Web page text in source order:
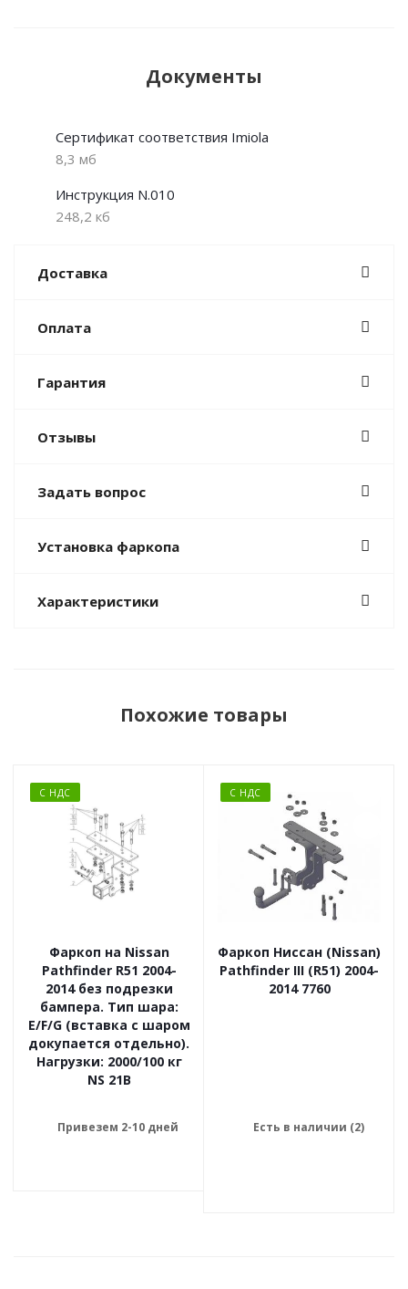
Документы
Сертификат соответствия Imiola
8,3 мб
Инструкция N.010
248,2 кб
Доставка
Оплата
Гарантия
Отзывы
Задать вопрос
Установка фаркопа
Характеристики
Похожие товары
С НДС
Фаркоп на Nissan
Pathfinder R51 2004-
2014 без подрезки
бампера. Тип шара:
E/F/G (вставка с шаром
докупается отдельно).
Нагрузки: 2000/100 кг
NS 21B
Привезем 2-10 дней
С НДС
Фаркоп Ниссан (Nissan)
Pathfinder III (R51) 2004-
2014 7760
Есть в наличии (2)